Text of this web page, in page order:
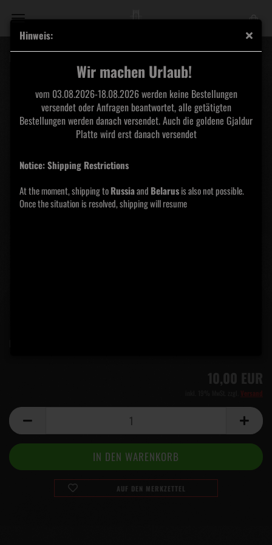
Hinweis:
Wir machen Urlaub!
vom 03.08.2026-18.08.2026 werden keine Bestellungen
versendet oder Anfragen beantwortet, alle getätigten
Bestellungen werden danach versendet. Auch die goldene Gjaldur
Platte wird erst danach versendet
Notice: Shipping Restrictions
At the moment, shipping toRussiaand Belarusis also not possible.
Once the situation is resolved, shipping will resume
10,00 EUR
Versand
AUF DEN MERKZETTEL